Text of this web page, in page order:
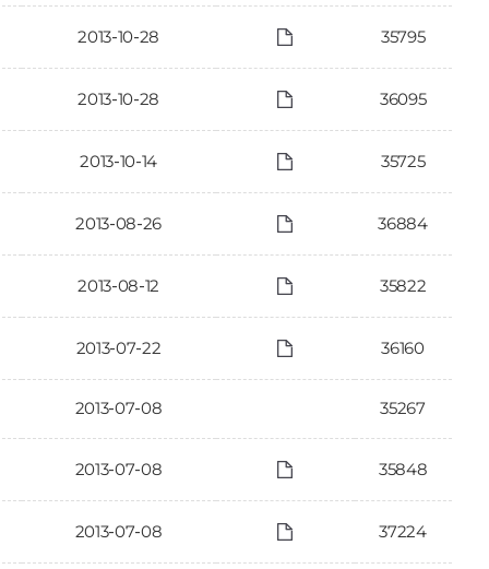
2013-10-28 35795
2013-10-28 36095
2013-10-14 35725
2013-08-26 36884
2013-08-12 35822
2013-07-22 36160
2013-07-08 35267
2013-07-08 35848
2013-07-08 37224